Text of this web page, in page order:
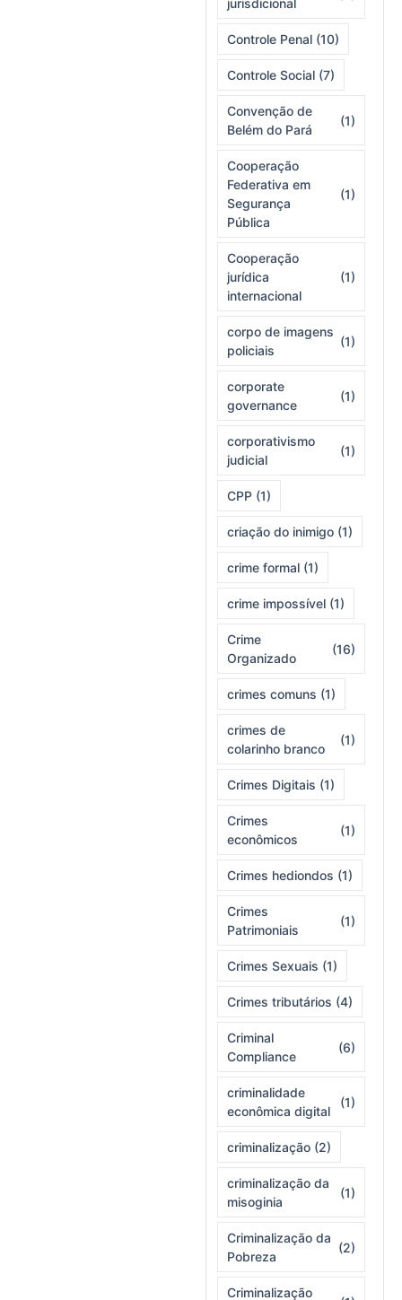
jurisdicional
Controle Penal (10)
Controle Social (7)
Convenção de
Belém do Pará
(1)
Cooperação
Federativa em
Segurança
Pública
(1)
Cooperação
jurídica
internacional
(1)
corpo de imagens
policiais
(1)
corporate
governance
(1)
corporativismo
judicial
(1)
CPP (1)
criação do inimigo (1)
crime formal (1)
crime impossível (1)
Crime
Organizado
(16)
crimes comuns (1)
crimes de
colarinho branco
(1)
Crimes Digitais (1)
Crimes
econômicos
(1)
Crimes hediondos (1)
Crimes
Patrimoniais
(1)
Crimes Sexuais (1)
Crimes tributários (4)
Criminal
Compliance
(6)
criminalidade
econômica digital
(1)
criminalização (2)
criminalização da
misoginia
(1)
Criminalização da
Pobreza
(2)
Criminalização